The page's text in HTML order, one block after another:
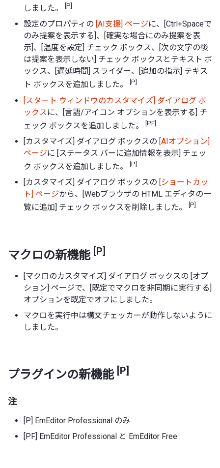
しました。
[P]
設定のプロパティの [AI支援] ページに、[Ctrl+Spaceで
のみ提案を表示する]、[確実な場合にのみ提案を表
示]、[温度を設定] チェック ボックス、[次の文字の後
は提案を表示しない] チェック ボックスとテキスト ボ
ックス、[遅延時間] スライダー、[追加の指示] テキス
ト ボックスを追加しました。
[P]
[スタート ウィンドウのカスタマイズ] ダイアログ ボ
ックス に、[言語/アイコン オプションを表示する] チ
ェック ボックスを追加しました。
[PF]
[カスタマイズ] ダイアログ ボックスの [AIオプション]
ページに [ステータス バーに追加情報を表示] チェッ
ク ボックスを追加しました。
[P]
[カスタマイズ] ダイアログ ボックスの [ショートカッ
ト] ページから、[Webブラウザの HTML エディタの一
覧に追加] チェック ボックスを削除しました。
[P]
マクロの新機能 [P]
[マクロのカスタマイズ] ダイアログ ボックスの [オプ
ション] ページで、[既定でマクロを非同期に実行する]
オプションを既定でオフにしました。
マクロを実行中は構文チェッカーが動作しないように
しました。
プラグインの新機能 [P]
注
[P] EmEditor Professional のみ
[PF] EmEditor Professional と EmEditor Free